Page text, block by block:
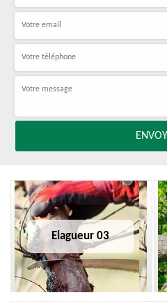
Elagueur 03